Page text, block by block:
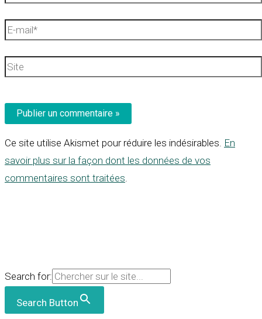
E-
Site
Ce site utilise Akismet pour réduire les indésirables. En
savoir plus sur la façon dont les données de vos
commentaires sont traitées
Search for:
Search Button